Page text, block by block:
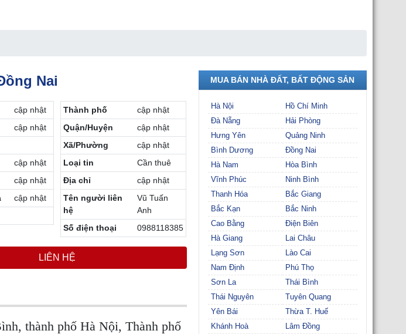
Nai
cập nhật
cập nhật
cập nhật
cập nhật
cập nhật
Thành phố
cập nhật
Quận/Huyện
cập nhật
Xã/Phường
cập nhật
Loại tin
Cần thuê
Địa chỉ
cập nhật
Tên người liên
hệ
Vũ Tuấn
Anh
Số điện thoại
0988118385
LIÊN HỆ
thành phố Hà Nội, Thành phố
MUA BÁN NHÀ ĐẤT, BẤT ĐỘNG SẢN
Hà Nội
Hồ Chí Minh
Đà Nẵng
Hải Phòng
Hưng Yên
Quảng Ninh
Bình Dương
Đồng Nai
Hà Nam
Hòa Bình
Vĩnh Phúc
Ninh Bình
Thanh Hóa
Bắc Giang
Bắc Kạn
Bắc Ninh
Cao Bằng
Điện Biên
Hà Giang
Lai Châu
Lạng Sơn
Lào Cai
Nam Định
Phú Thọ
Sơn La
Thái Bình
Thái Nguyên
Tuyên Quang
Yên Bái
Thừa T. Huế
Khánh Hoà
Lâm Đồng